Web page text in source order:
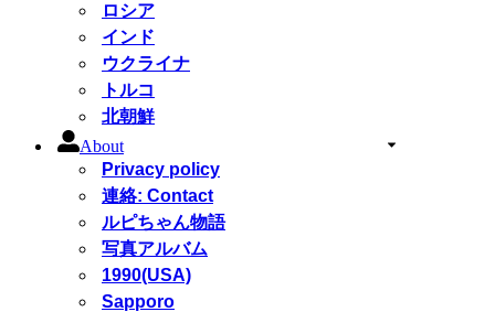
ロシア
インド
ウクライナ
トルコ
北朝鮮
About
Privacy policy
連絡: Contact
ルピちゃん物語
写真アルバム
1990(USA)
Sapporo